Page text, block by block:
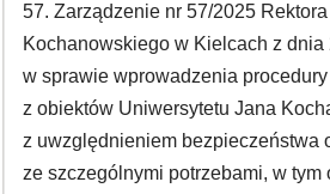
57. Zarządzenie nr 57/2025
Kochanowskiego w Kielcach z dnia
w sprawie wprowadzenia
z obiektów Uniwersytetu Jana
z uwzględnieniem bezpieczeństwa
ze szczególnymi potrzebami, w tym